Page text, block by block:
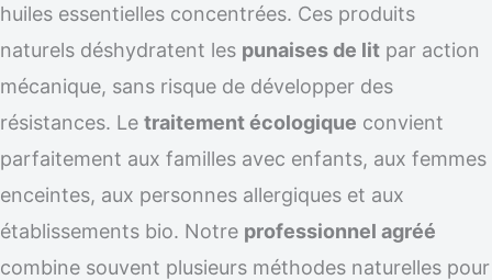
huiles essentielles concentrées. Ces produits
naturels déshydratent les punaises de lit par action
mécanique, sans risque de développer des
résistances. Le traitement écologique convient
parfaitement aux familles avec enfants, aux femmes
enceintes, aux personnes allergiques et aux
établissements bio. Notre professionnel agréé
combine souvent plusieurs méthodes naturelles pour